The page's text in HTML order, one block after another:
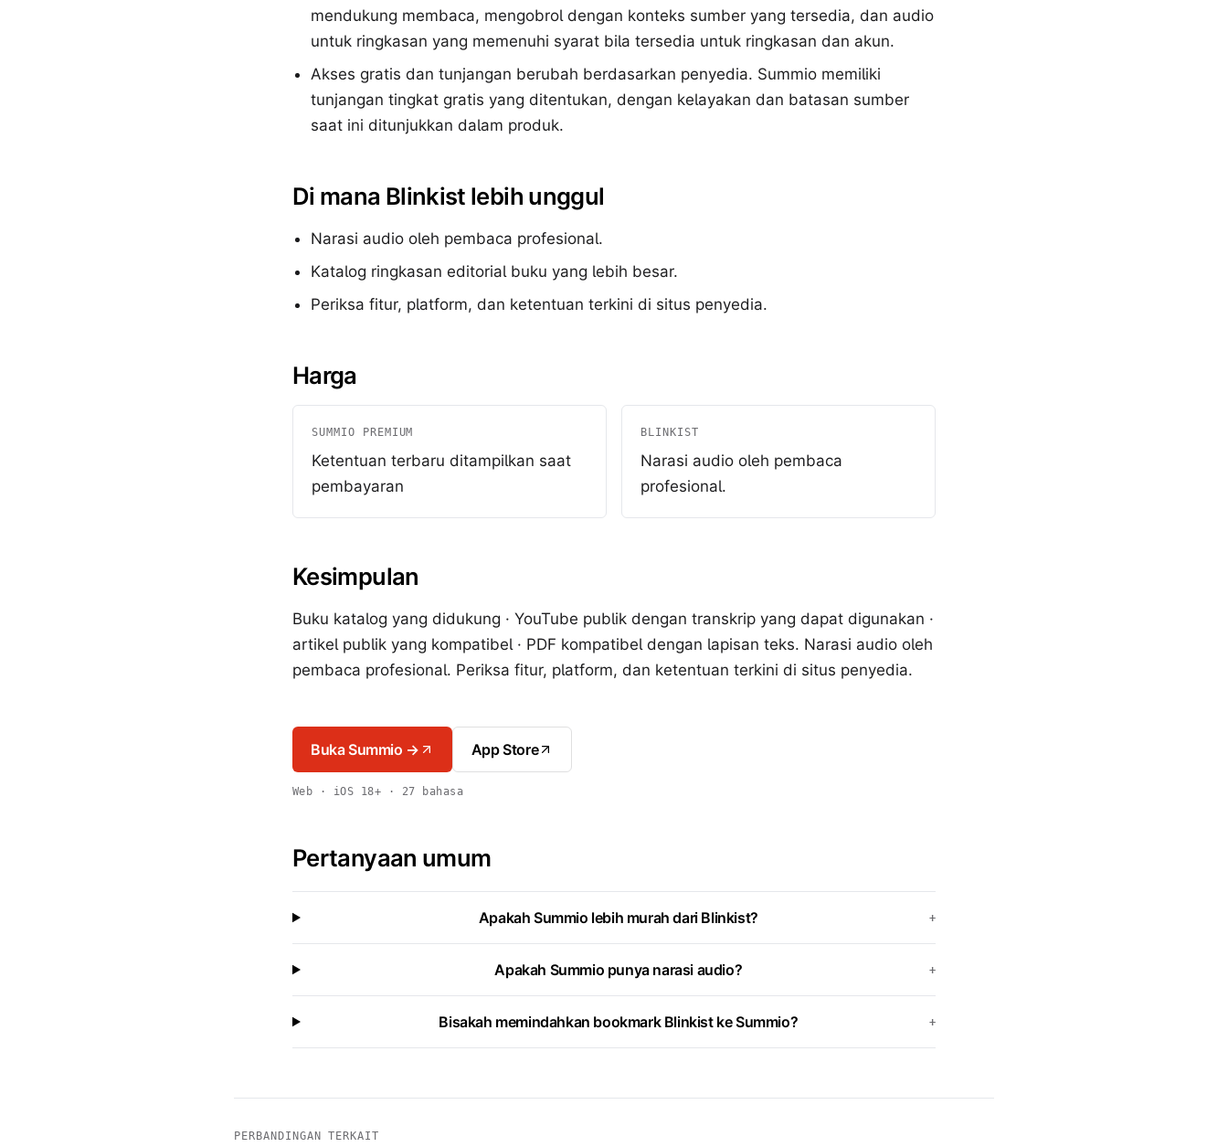
mendukung membaca, mengobrol dengan konteks sumber yang tersedia, dan audio
untuk ringkasan yang memenuhi syarat bila tersedia untuk ringkasan dan akun.
Akses gratis dan tunjangan berubah berdasarkan penyedia. Summio memiliki
tunjangan tingkat gratis yang ditentukan, dengan kelayakan dan batasan sumber
saat ini ditunjukkan dalam produk.
Di mana Blinkist lebih unggul
Narasi audio oleh pembaca profesional.
Katalog ringkasan editorial buku yang lebih besar.
Periksa fitur, platform, dan ketentuan terkini di situs penyedia.
Harga
SUMMIO PREMIUM
Ketentuan terbaru ditampilkan saat
pembayaran
BLINKIST
Narasi audio oleh pembaca
profesional.
Kesimpulan
Buku katalog yang didukung · YouTube publik dengan transkrip yang dapat digunakan ·
artikel publik yang kompatibel · PDF kompatibel dengan lapisan teks. Narasi audio oleh
pembaca profesional. Periksa fitur, platform, dan ketentuan terkini di situs penyedia.
Buka Summio → App Store
Web · iOS 18+ · 27 bahasa
Pertanyaan umum
Apakah Summio lebih murah dari Blinkist? +
Apakah Summio punya narasi audio? +
Bisakah memindahkan bookmark Blinkist ke Summio? +
PERBANDINGAN TERKAIT